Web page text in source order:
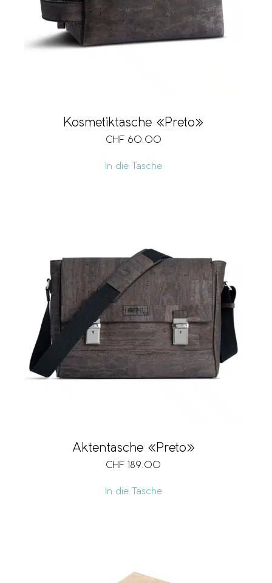
Kosmetiktasche «Preto»
CHF 60.00
In die Tasche
Aktentasche «Preto»
CHF 189.00
In die Tasche